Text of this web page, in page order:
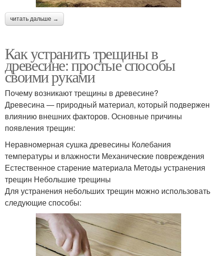
читать дальше →
Как устранить трещины в
древесине: простые способы
своими руками
Почему возникают трещины в древесине?
Древесина — природный материал, который подвержен
влиянию внешних факторов. Основные причины
появления трещин:
Неравномерная сушка древесины Колебания
температуры и влажности Механические повреждения
Естественное старение материала Методы устранения
трещин Небольшие трещины
Для устранения небольших трещин можно использовать
следующие способы: